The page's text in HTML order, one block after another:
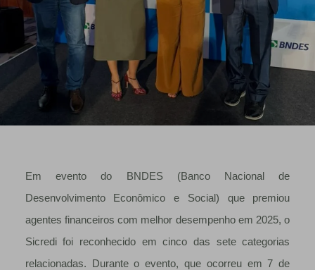
Em evento do BNDES (Banco Nacional de
Desenvolvimento Econômico e Social) que premiou
agentes financeiros com melhor desempenho em 2025, o
Sicredi foi reconhecido em cinco das sete categorias
relacionadas. Durante o evento, que ocorreu em 7 de